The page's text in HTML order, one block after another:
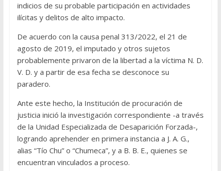
indicios de su probable participación en actividades
ilícitas y delitos de alto impacto.
De acuerdo con la causa penal 313/2022, el 21 de
agosto de 2019, el imputado y otros sujetos
probablemente privaron de la libertad a la víctima N. D.
V. D. y a partir de esa fecha se desconoce su
paradero.
Ante este hecho, la Institución de procuración de
justicia inició la investigación correspondiente -a través
de la Unidad Especializada de Desaparición Forzada-,
logrando aprehender en primera instancia a J. A. G.,
alias “Tío Chu” o “Chumeca”, y a B. B. E., quienes se
encuentran vinculados a proceso.